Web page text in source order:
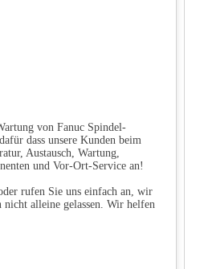
von Fanuc Spindel-
dass unsere Kunden beim
Austausch, Wartung,
und Vor-Ort-Service an!
rufen Sie uns einfach an, wir
alleine gelassen. Wir helfen